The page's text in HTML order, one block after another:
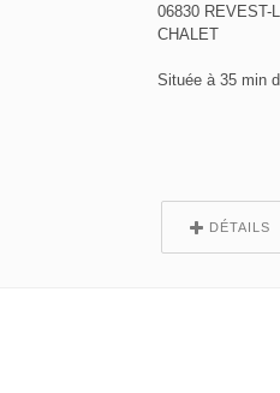
06830 REVEST-
CHALET
Située à 35 min
DÉTAILS